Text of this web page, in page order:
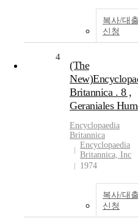
복사/대
신청
4
(The
Britannica . 8 ,
Geraniales
Encyclopaedia
Britannica
Encyclopaedia
Britannica, Inc
1974
복사/대
신청